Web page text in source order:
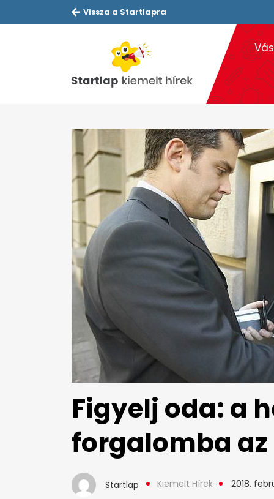
Vissza a Startlapra
Figyelj oda: a
forgalomba az
Startlap Kiemelt Hírek 2018.